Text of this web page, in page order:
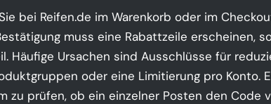
bei Reifen.de im Warenkorb oder im
muss eine Rabattzeile erscheinen,
Häufige Ursachen sind Ausschlüsse für
oder eine Limitierung pro Konto.
zu prüfen, ob ein einzelner Posten den Code